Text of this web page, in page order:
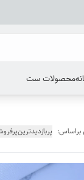
محصولات ست
پربازدیدترین